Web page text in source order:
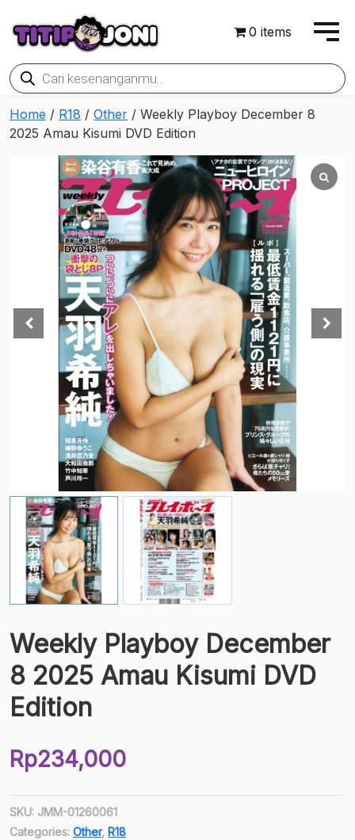
0 items
Products
search
Home / R18 / Other / Weekly Playboy December 8
2025 Amau Kisumi DVD Edition
Weekly Playboy December
8 2025 Amau Kisumi DVD
Edition
Rp234,000
SKU: JMM-01260061
Categories: Other, R18